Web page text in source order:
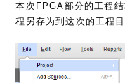
本次FPGA部分的工程
程另存为到这次的工程